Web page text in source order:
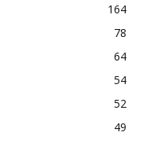
164
78
64
54
52
49